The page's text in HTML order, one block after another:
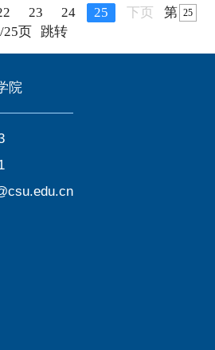
23 24 25 下页
第
/25页
跳转
院